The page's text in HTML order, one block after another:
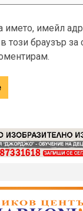
името, имейл
този браузър